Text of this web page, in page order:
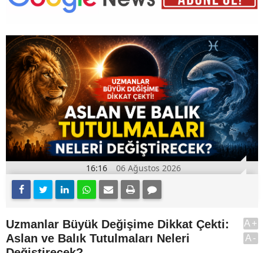
16:16 06 Ağustos 2026
Uzmanlar Büyük Değişime Dikkat Çekti:
Aslan ve Balık Tutulmaları Neleri
A+
A-